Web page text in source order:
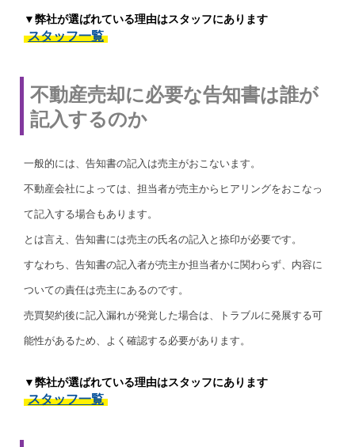
▼弊社が選ばれている理由はスタッフにあります
スタッフ一覧
不動産売却に必要な告知書は誰が
記入するのか
一般的には、告知書の記入は売主がおこないます。
不動産会社によっては、担当者が売主からヒアリングをおこなっ
て記入する場合もあります。
とは言え、告知書には売主の氏名の記入と捺印が必要です。
すなわち、告知書の記入者が売主か担当者かに関わらず、内容に
ついての責任は売主にあるのです。
売買契約後に記入漏れが発覚した場合は、トラブルに発展する可
能性があるため、よく確認する必要があります。
▼弊社が選ばれている理由はスタッフにあります
スタッフ一覧